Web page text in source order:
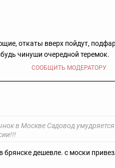
откаты вверх пойдут,
чинуши очередной теремок.
СООБЩИТЬ МОДЕРАТОРУ
в Москве Садовод
брянске дешевле. с моски